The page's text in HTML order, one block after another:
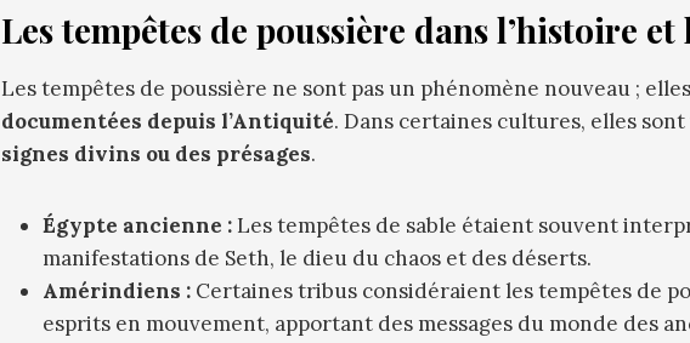
Les tempêtes de poussière dans l’histoire
Les tempêtes de poussière ne sont pas un phénomène nouveau ;
documentées depuis l’Antiquité. Dans certaines cultures, elles sont
signes divins ou des présages.
Égypte ancienne :Les tempêtes de sable étaient souvent
manifestations de Seth, le dieu du chaos et des déserts.
Amérindiens : Certaines tribus considéraient les tempêtes de
esprits en mouvement, apportant des messages du monde des